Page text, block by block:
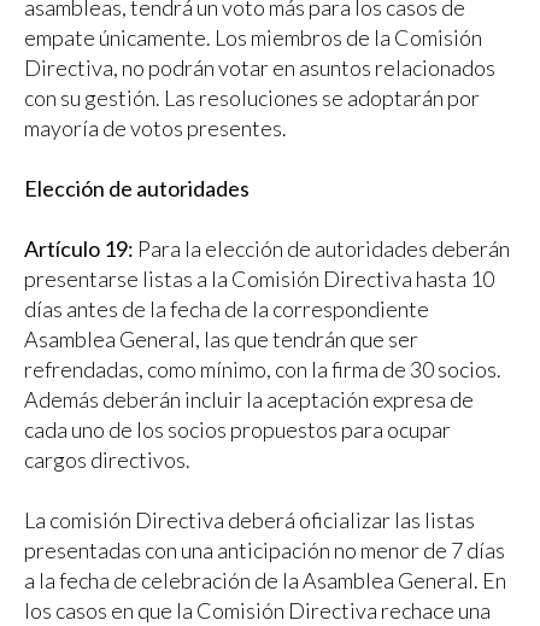
asambleas, tendrá un voto más para los casos de
empate únicamente. Los miembros de la Comisión
Directiva, no podrán votar en asuntos relacionados
con su gestión. Las resoluciones se adoptarán por
mayoría de votos presentes.
Elección de autoridades
Artículo 19: Para la elección de autoridades deberán
presentarse listas a la Comisión Directiva hasta 10
días antes de la fecha de la correspondiente
Asamblea General, las que tendrán que ser
refrendadas, como mínimo, con la firma de 30 socios.
Además deberán incluir la aceptación expresa de
cada uno de los socios propuestos para ocupar
cargos directivos.
La comisión Directiva deberá oficializar las listas
presentadas con una anticipación no menor de 7 días
a la fecha de celebración de la Asamblea General. En
los casos en que la Comisión Directiva rechace una